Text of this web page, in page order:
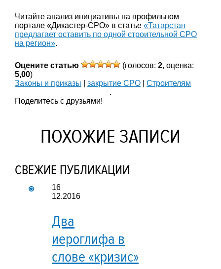
Читайте анализ инициативы на профильном
портале «Дикастер-СРО» в статье «Татарстан
предлагает оставить по одной строительной СРО
на регион».
Оцените статью (голосов: 2, оценка:
5,00)
Законы и приказы
закрытие СРО
Строителям
.
Поделитесь с друзьями!
ПОХОЖИЕ ЗАПИСИ
СВЕЖИЕ ПУБЛИКАЦИИ
16
12.2016
Два
иероглифа в
слове «кризис»